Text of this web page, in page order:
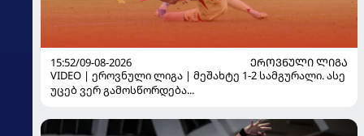
15:52/09-08-2026
ᲔᲠᲝᲕᲜᲣᲚᲘ ᲚᲘᲒᲐ
VIDEO | ეროვნული ლიგა | მეშახტე 1-2 სამგურალი. ასე
უცებ ვერ გამოსწორდება...